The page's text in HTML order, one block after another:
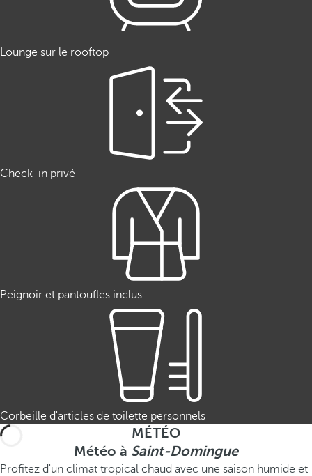
Lounge sur le rooftop
Check-in privé
Peignoir et pantoufles inclus
Corbeille d'articles de toilette personnels
MÉTÉO
Météo à Saint-Domingue
Profitez d'un climat tropical chaud avec une saison humide et